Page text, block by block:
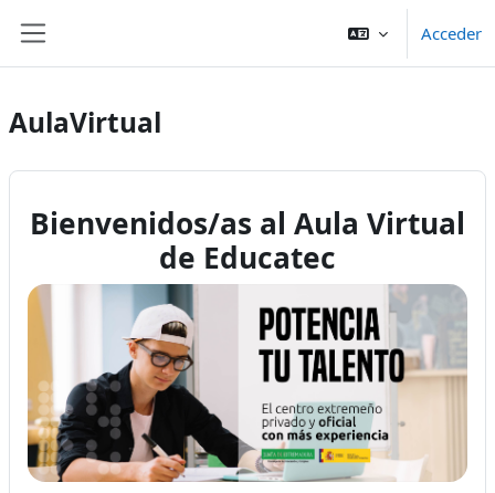
Acceder
AulaVirtual
Bienvenidos/as al Aula Virtual
de Educatec